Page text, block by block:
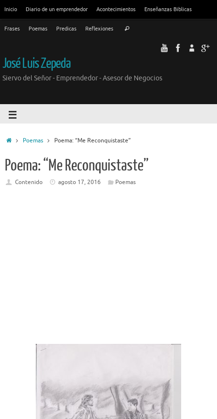
Inicio Diario de un emprendedor Acontecimientos Enseñanzas Biblicas
Frases Poemas Predicas Reflexiones
José Luis Zepeda
Siervo del Señor - Emprendedor - Asesor de Negocios
Poemas Poema: “Me Reconquistaste”
Poema: “Me Reconquistaste”
Contenido agosto 17, 2016 Poemas